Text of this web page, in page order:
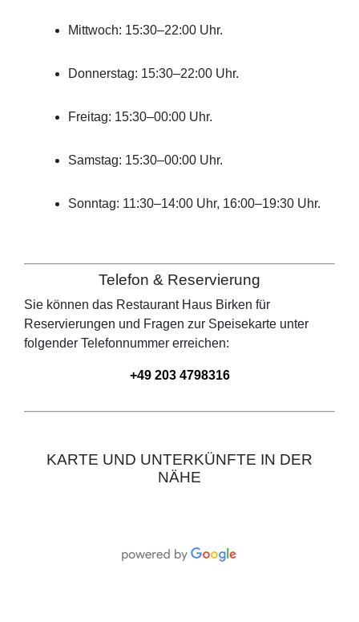
Mittwoch: 15:30–22:00 Uhr.
Donnerstag: 15:30–22:00 Uhr.
Freitag: 15:30–00:00 Uhr.
Samstag: 15:30–00:00 Uhr.
Sonntag: 11:30–14:00 Uhr, 16:00–19:30 Uhr.
Telefon & Reservierung
Sie können das Restaurant Haus Birken für
Reservierungen und Fragen zur Speisekarte unter
folgender Telefonnummer erreichen:
+49 203 4798316
KARTE UND UNTERKÜNFTE IN DER
NÄHE